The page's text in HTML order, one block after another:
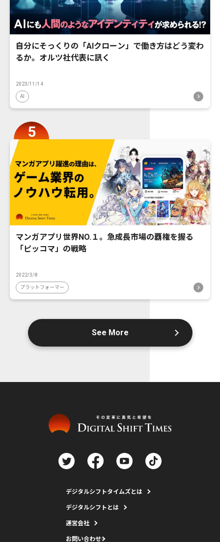
自分にそっくりの「AIクローン」で働き方はどう変わ
るか。オルツ社代表に訊く
2023/11/14
AI
マンガアプリ世界NO.１。急成長市場の覇権を握る
「ピッコマ」の戦略
2022/3/8
プラットフォーマー
See More
デジタルシフトタイムズとは
デジタルシフトとは
運営会社
お問い合わせ